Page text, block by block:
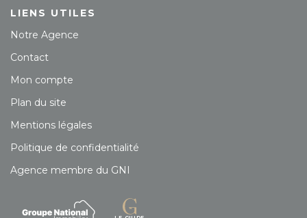
LIENS UTILES
Notre Agence
Contact
Mon compte
Plan du site
Mentions légales
Politique de confidentialité
Agence membre du GNI